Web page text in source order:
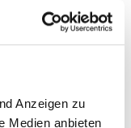
Anzeigen zu
Medien anbieten